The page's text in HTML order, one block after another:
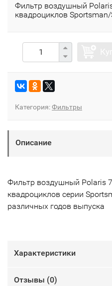
Фильтр воздушный
квадроциклов
Категория:Фильтры
Описание
Фильтр воздушный Polaris
квадроциклов серии
различных годов выпуска
Характеристики
Отзывы (0)